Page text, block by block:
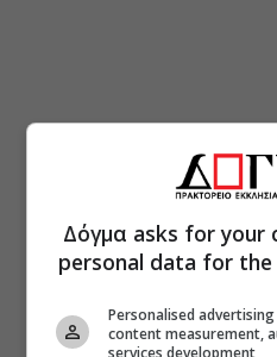
Δόγμα asks for your
personal data for
Personalised
content measurement,
services development